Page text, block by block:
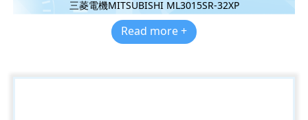
三菱電機MITSUBISHI ML3015SR-32XP
Read more +